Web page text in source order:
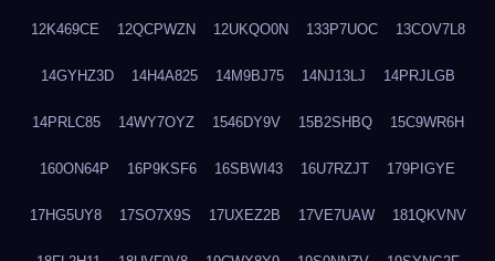
12K469CE 12QCPWZN 12UKQO0N 133P7UOC 13COV7L8
14GYHZ3D 14H4A825 14M9BJ75 14NJ13LJ 14PRJLGB
14PRLC85 14WY7OYZ 1546DY9V 15B2SHBQ 15C9WR6H
160ON64P 16P9KSF6 16SBWI43 16U7RZJT 179PIGYE
17HG5UY8 17SO7X9S 17UXEZ2B 17VE7UAW 181QKVNV